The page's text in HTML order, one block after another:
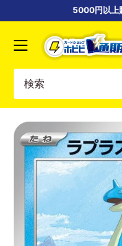
5000円以上
【ポ
ケ
専
門
カ
ー
ョ
ッ